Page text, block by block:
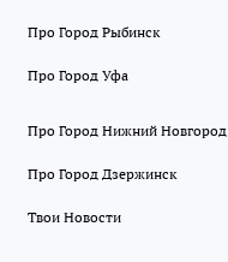
Про Город Рыбинск
Про Город Уфа
Про Город Нижний Новгород
Про Город Дзержинск
Твои Новости